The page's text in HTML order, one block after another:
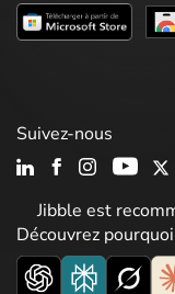
Jibble est
Découvrez
Suivez-nous